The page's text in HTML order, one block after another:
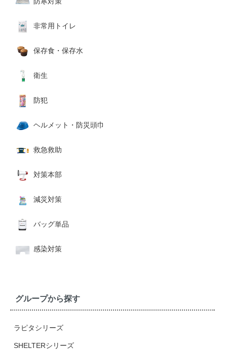
非常用トイレ
保存食・保存水
衛生
防犯
ヘルメット・防災頭巾
救急救助
対策本部
減災対策
バッグ単品
感染対策
グループから探す
ラピタシリーズ
SHELTERシリーズ